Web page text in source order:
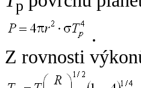
p
.
Z rovnosti